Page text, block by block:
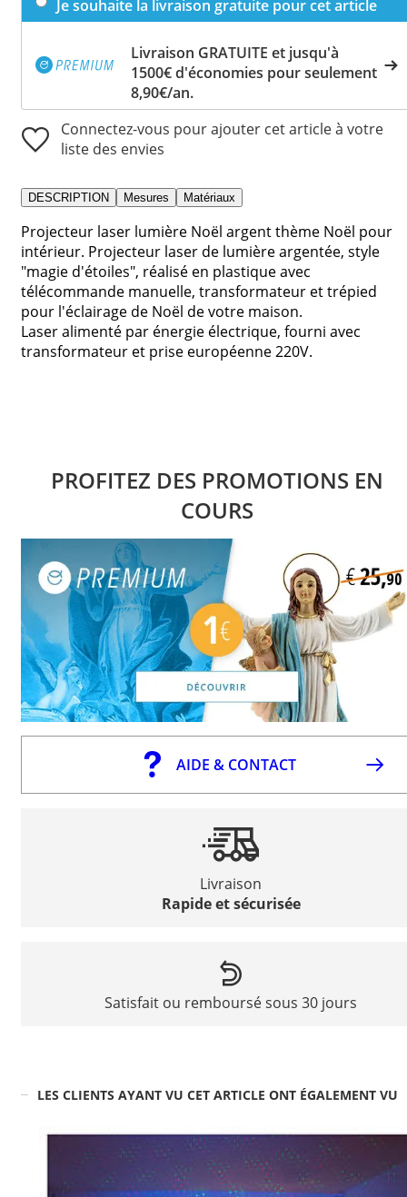
Je souhaite la livraison gratuite pour cet article
Livraison GRATUITE et jusqu'à
1500€ d'économies pour seulement
8,90€/an.
Connectez-vous pour ajouter cet article à votre
liste des envies
DESCRIPTION Mesures Matériaux
Projecteur laser lumière Noël argent thème Noël pour
intérieur. Projecteur laser de lumière argentée, style
"magie d'étoiles", réalisé en plastique avec
télécommande manuelle, transformateur et trépied
pour l'éclairage de Noël de votre maison.
Laser alimenté par énergie électrique, fourni avec
transformateur et prise européenne 220V.
PROFITEZ DES PROMOTIONS EN
COURS
AIDE & CONTACT
Livraison
Rapide et sécurisée
Satisfait ou remboursé sous 30 jours
LES CLIENTS AYANT VU CET ARTICLE ONT ÉGALEMENT VU